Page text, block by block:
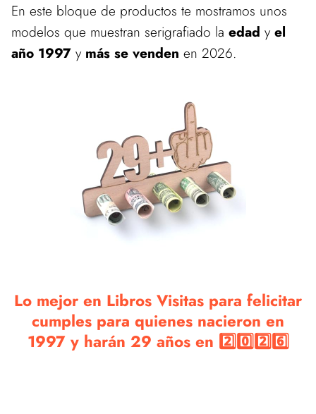
En este bloque de productos te mostramos unos
modelos que muestran serigrafiado la edad y el
año 1997 y más se venden en 2026.
Lo mejor en Libros Visitas para felicitar
cumples para quienes nacieron en
1997 y harán 29 años en 2️⃣0️⃣2️⃣6️⃣